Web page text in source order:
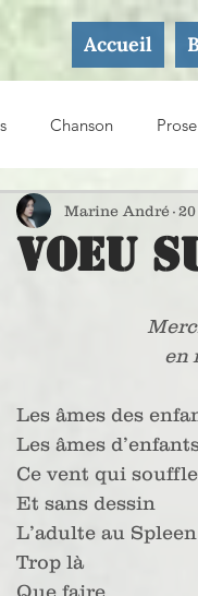
Accueil
Chanson Prose
Essai / Atelier
Voeu
Marine André
en
Les âmes des
Les âmes
Ce vent qui
Et sans dessin
L’adulte au
Trop là
Que faire